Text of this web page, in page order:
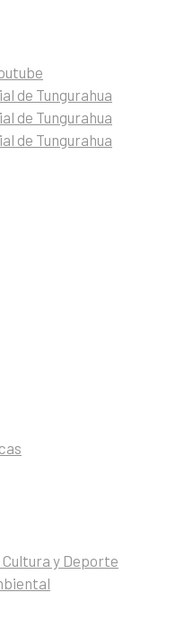
y Deporte